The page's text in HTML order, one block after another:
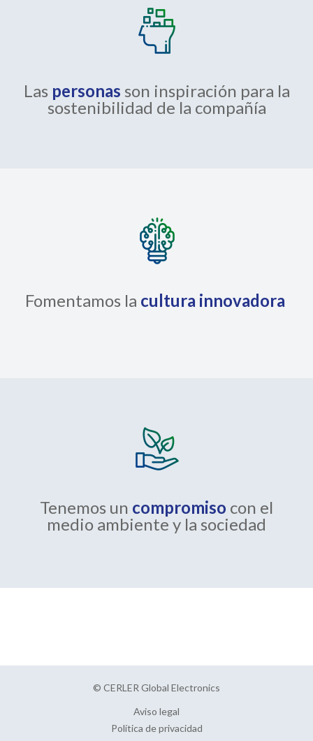
Las personas son inspiración para la
sostenibilidad de la compañía
Fomentamos la cultura innovadora
Tenemos un compromiso con el
medio ambiente y la sociedad
© CERLER Global Electronics
Aviso legal
Política de privacidad